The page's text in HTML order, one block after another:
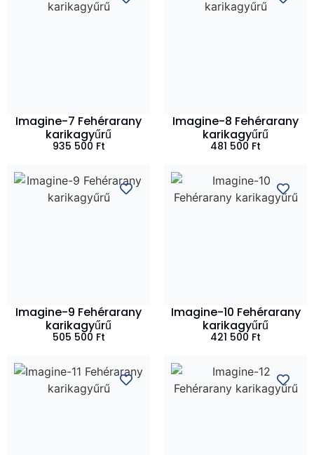
Imagine-7 Fehérarany
karikagyűrű
935 500 Ft
Imagine-8 Fehérarany
karikagyűrű
481 500 Ft
Imagine-9 Fehérarany
karikagyűrű
505 500 Ft
Imagine-10 Fehérarany
karikagyűrű
421 500 Ft